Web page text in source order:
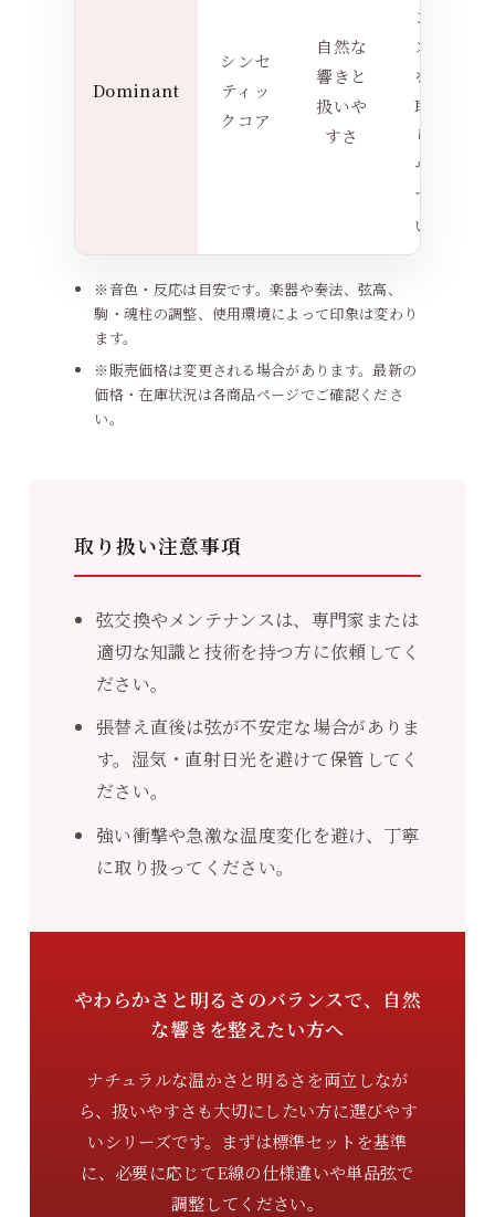
Dominant
シンセ
ティッ
クコア
自然な
響きと
扱いや
すさ
ン
ス
を
取
り
や
す
い
※音色・反応は目安です。楽器や奏法、弦高、
駒・魂柱の調整、使用環境によって印象は変わり
ます。
※販売価格は変更される場合があります。最新の
価格・在庫状況は各商品ページでご確認くださ
い。
取り扱い注意事項
弦交換やメンテナンスは、専門家または
適切な知識と技術を持つ方に依頼してく
ださい。
張替え直後は弦が不安定な場合がありま
す。湿気・直射日光を避けて保管してく
ださい。
強い衝撃や急激な温度変化を避け、丁寧
に取り扱ってください。
やわらかさと明るさのバランスで、自然
な響きを整えたい方へ
ナチュラルな温かさと明るさを両立しなが
ら、扱いやすさも大切にしたい方に選びやす
いシリーズです。まずは標準セットを基準
に、必要に応じてE線の仕様違いや単品弦で
調整してください。